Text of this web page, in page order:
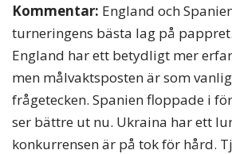
Kommentar: England och
turneringens bästa lag på
England har ett betydligt mer
men målvaktsposten är som
frågetecken. Spanien floppade i
ser bättre ut nu. Ukraina har ett
konkurrensen är på tok för hård.